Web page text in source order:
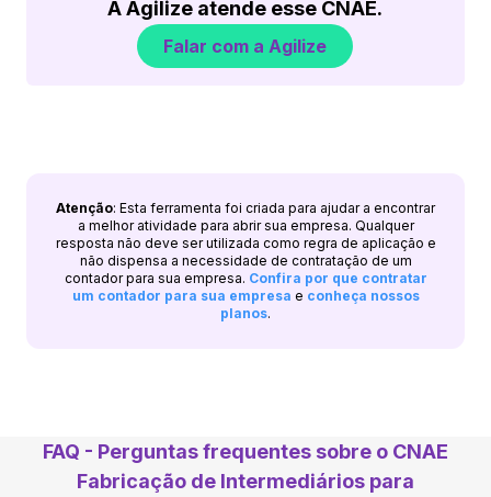
A Agilize atende esse CNAE.
Falar com a Agilize
Atenção: Esta ferramenta foi criada para ajudar a encontrar
a melhor atividade para abrir sua empresa. Qualquer
resposta não deve ser utilizada como regra de aplicação e
não dispensa a necessidade de contratação de um
contador para sua empresa. Confira por que contratar
um contador para sua empresa e conheça nossos
planos.
FAQ - Perguntas frequentes sobre o CNAE
Fabricação de Intermediários para